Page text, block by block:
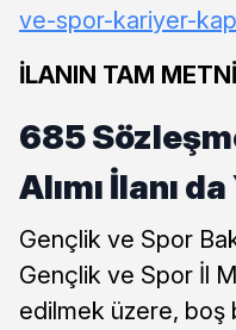
ve-spor-kariyer-
İLANIN TAM METNİ
685
Alımı İlanı
Gençlik ve Spor
Gençlik ve Spor İl
edilmek üzere, boş